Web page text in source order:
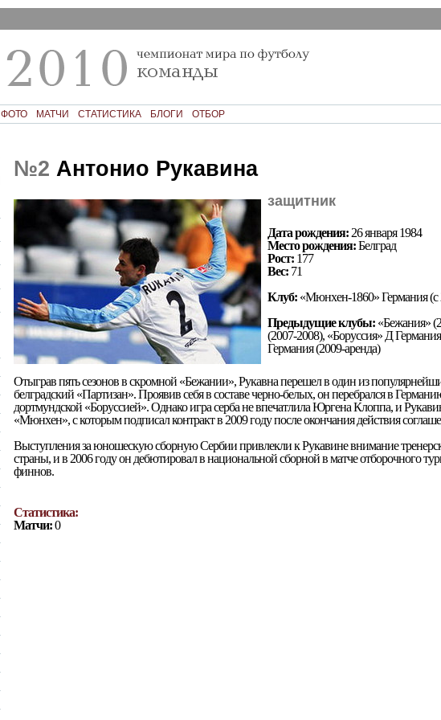
ФОТО МАТЧИ СТАТИСТИКА БЛОГИ ОТБОР
№2 Антонио Рукавина
защитник
Дата рождения: 26 января 1984
Место рождения:Белград
Рост: 177
Вес: 71
Клуб: «Мюнхен-1860» Германия (с
Предыдущие клубы: «Бежания»
(2007-2008), «Боруссия» Д
Германия (2009-аренда)
Отыграв пять сезонов в скромной «Бежании», Рукавна перешел в один из
белградский «Партизан». Проявив себя в составе черно-белых, он перебрался в
дортмундской «Боруссией». Однако игра серба не впечатлила Юргена Клоппа, и
«Мюнхен», с которым подписал контракт в 2009 году после окончания действия
Выступления за юношескую сборную Сербии привлекли к Рукавине внимание
страны, и в 2006 году он дебютировал в национальной сборной в матче отборочного
финнов.
Статистика:
Матчи:0